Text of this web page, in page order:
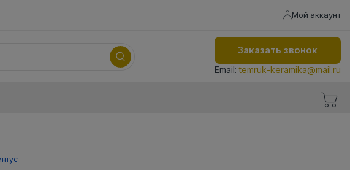
Мой аккаунт
Заказать звонок
Email:temruk-keramika@mail.ru